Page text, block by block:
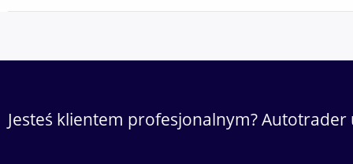
Jesteś klientem profesjonalnym?